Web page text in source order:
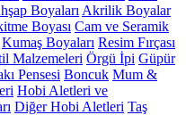
Boyaları Akrilik Boyalar
Boyası Cam ve Seramik
Kumaş Boyaları Resim Fırçası
Malzemeleri Örgü İpi Güpür
Pensesi Boncuk Mum &
Hobi Aletleri ve
Diğer Hobi Aletleri Taş